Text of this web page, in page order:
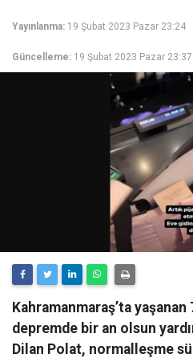
Yayınlanma: 19 Şubat 2023 Pazar 23:24
Güncelleme: 19 Şubat 2023 Pazar 23:37
Kahramanmaraş’ta
depremde bir an olsun
Dilan Polat, normalleşme